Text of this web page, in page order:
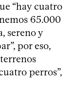
“hay cuatro
65.000
sereno y
por eso,
perros”,